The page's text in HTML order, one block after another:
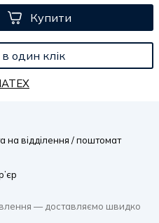
Купити
один клік
на відділення / поштомат
— доставляємо швидко